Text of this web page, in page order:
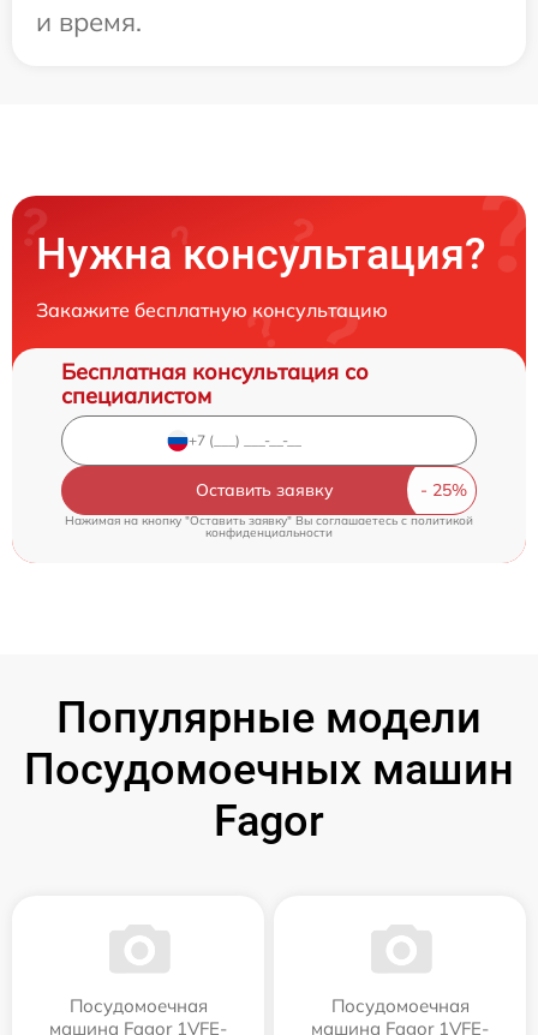
и время.
Нужна консультация?
Закажите бесплатную консультацию
Бесплатная консультация со
специалистом
Оставить заявку
Нажимая на кнопку "Оставить заявку" Вы соглашаетесь cполитикой
конфиденциальности
Популярные модели
Посудомоечных машин
Fagor
Посудомоечная
машина Fagor 1VFE-
Посудомоечная
машина Fagor 1VFE-